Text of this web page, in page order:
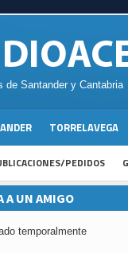
de Santander y Cantabria
TORRELAVEGA
PEDIDOS
A UN AMIGO
temporalmente